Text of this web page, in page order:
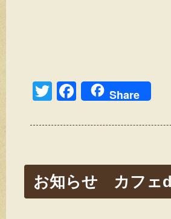
T
tt
F
c
b
o
Share
お知らせ カフェ